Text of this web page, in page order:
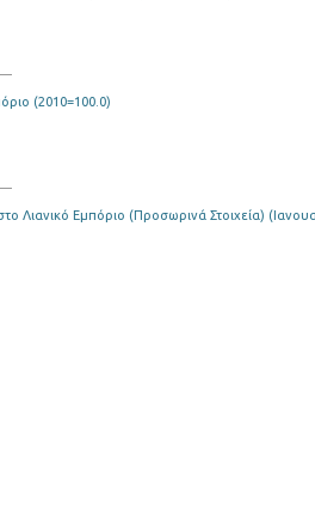
(2010=100.0)
Λιανικό Εμπόριο (Προσωρινά Στοιχεία)